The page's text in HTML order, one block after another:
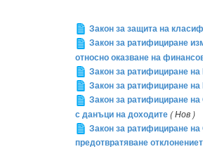
Закон за защита на
Закон за ратифициране
относно оказване на
Закон за ратифициране
Закон за ратифициране
Закон за ратифициране
с данъци на доходите( Нов )
Закон за ратифициране
предотвратяване